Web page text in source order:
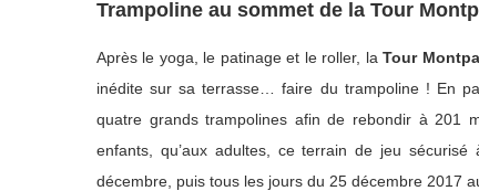
Trampoline au sommet de la Tour
Après le yoga, le patinage et le roller, laTour
inédite sur sa terrasse… faire du trampoline ! En
quatre grands trampolines afin de rebondir à 201
enfants, qu’aux adultes, ce terrain de jeu
décembre, puis tous les jours du 25 décembre 2017